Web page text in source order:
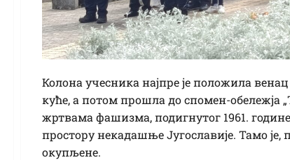
Колона учесника најпре је положила
куће, а потом прошла до спомен-обележја
жртвама фашизма, подигнутог 1961.
простору некадашње Југославије. Тамо
окупљене.